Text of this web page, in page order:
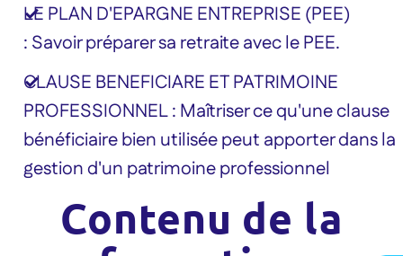
LE PLAN D'EPARGNE ENTREPRISE (PEE)
: Savoir préparer sa retraite avec le PEE.
CLAUSE BENEFICIARE ET PATRIMOINE
PROFESSIONNEL : Maîtriser ce qu'une clause
bénéficiaire bien utilisée peut apporter dans la
gestion d'un patrimoine professionnel
Contenu de la